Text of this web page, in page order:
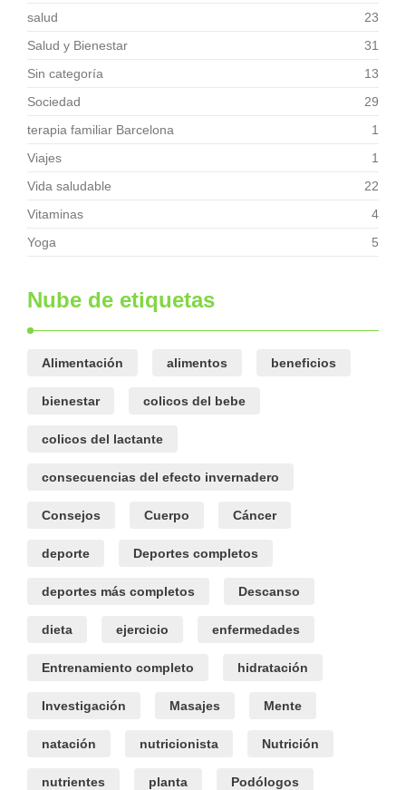
salud
23
Salud y Bienestar
31
Sin categoría
13
Sociedad
29
terapia familiar Barcelona
1
Viajes
1
Vida saludable
22
Vitaminas
4
Yoga
5
Nube de etiquetas
Alimentación alimentos beneficios
bienestar colicos del bebe
colicos del lactante
consecuencias del efecto invernadero
Consejos Cuerpo Cáncer
deporte Deportes completos
deportes más completos Descanso
dieta ejercicio enfermedades
Entrenamiento completo hidratación
Investigación Masajes Mente
natación nutricionista Nutrición
nutrientes planta Podólogos